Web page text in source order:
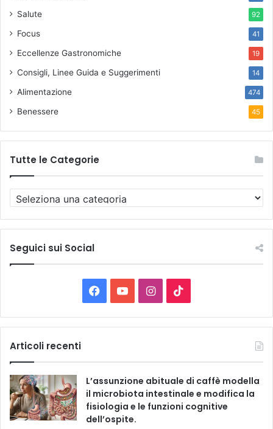
Salute 92
Focus 41
Eccellenze Gastronomiche 19
Consigli, Linee Guida e Suggerimenti 14
Alimentazione 474
Benessere 45
Tutte le Categorie
u
t
e
o
r
i
e
Seguici sui Social
a
e
b
o
o
T
u
b
I
n
t
a
g
i
T
o
k
Articoli recenti
L’assunzione abituale di caffè modella
il microbiota intestinale e modifica la
fisiologia e le funzioni cognitive
dell’ospite.